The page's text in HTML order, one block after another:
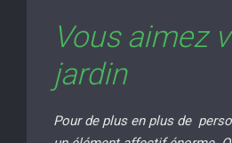
Vous aimez
jardin
Pour de plus en plus de